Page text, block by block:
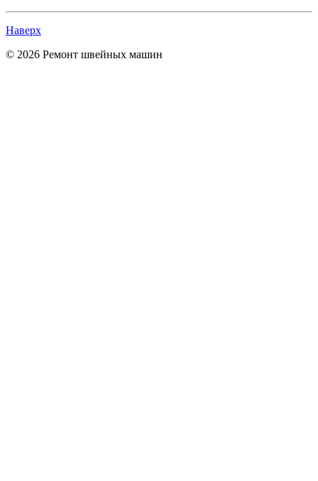
Наверх
© 2026 Ремонт швейных машин